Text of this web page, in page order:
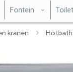
Fontein Toilet
kranen Hotbath